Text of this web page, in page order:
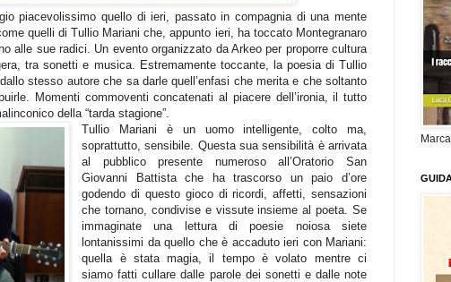
piacevolissimo quello di ieri, passato in compagnia di una mente
quelli di Tullio Mariani che, appunto ieri, ha toccato Montegranaro
alle sue radici. Un evento organizzato da Arkeo per proporre cultura
tra sonetti e musica. Estremamente toccante, la poesia di Tullio
stesso autore che sa darle quell’enfasi che merita e che soltanto
Momenti commoventi concatenati al piacere dell’ironia, il tutto
della “tarda stagione”.
Tullio Mariani è un uomo intelligente, colto ma,
soprattutto, sensibile. Questa sua sensibilità è arrivata
al pubblico presente numeroso all’Oratorio San
Giovanni Battista che ha trascorso un paio d’ore
godendo di questo gioco di ricordi, affetti, sensazioni
che tornano, condivise e vissute insieme al poeta. Se
immaginate una lettura di poesie noiosa siete
lontanissimi da quello che è accaduto ieri con Mariani:
quella è stata magia, il tempo è volato mentre ci
siamo fatti cullare dalle parole dei sonetti e dalle note
Marca